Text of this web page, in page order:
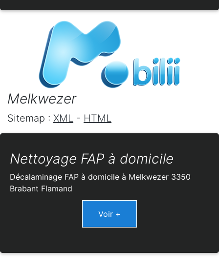
Melkwezer
Sitemap : XML - HTML
Nettoyage FAP à domicile
Décalaminage FAP à domicile à Melkwezer 3350
Brabant Flamand
Voir +